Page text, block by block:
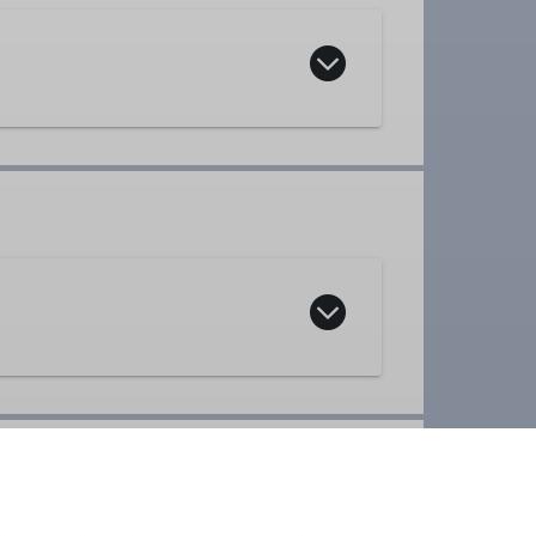
können und körperlich in